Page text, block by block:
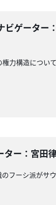
ビゲータ
力構造につ
ター：宮田
フーシ派が